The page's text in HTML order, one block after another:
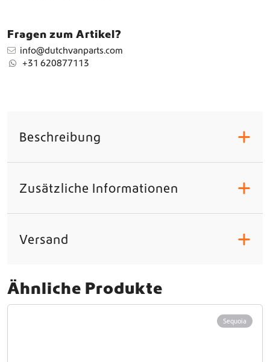
e
n
g
e
Fragen zum Artikel?
info@dutchvanparts.com
+31 620877113
Beschreibung +
Zusätzliche Informationen +
Versand +
Ähnliche Produkte
Sequoia